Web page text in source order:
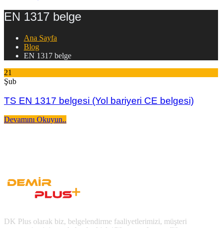
EN 1317 belge
Ana Sayfa
Blog
EN 1317 belge
21
Şub
TS EN 1317 belgesi (Yol bariyeri CE belgesi)
Devamını Okuyun..
DK Plus olarak biz, belgelendirme faaliyetlerimizi, müşteri